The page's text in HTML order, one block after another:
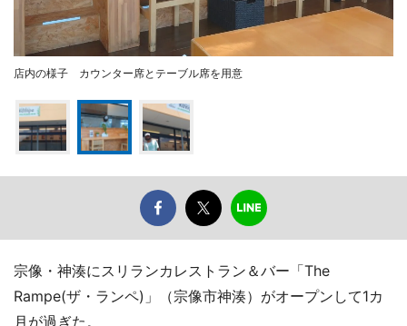
店内の様子 カウンター席とテーブル席を用意
宗像・神湊にスリランカレストラン＆バー「The
Rampe(ザ・ランペ)」（宗像市神湊）がオープンして1カ
月が過ぎた。